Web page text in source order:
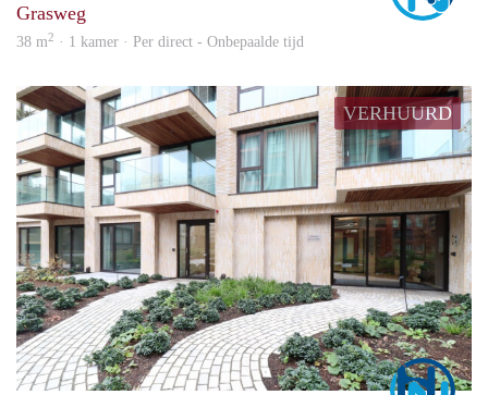
Grasweg
38 m2 · 1 kamer · Per direct - Onbepaalde tijd
VERHUURD